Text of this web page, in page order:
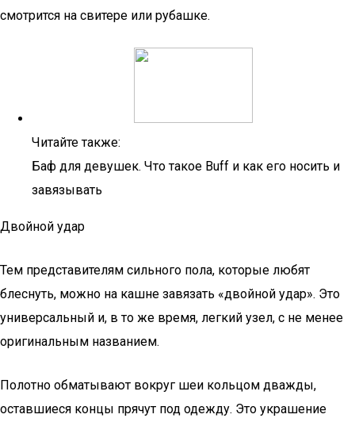
смотрится на свитере или рубашке.
Читайте также:
Баф для девушек. Что такое Buff и как его носить и
завязывать
Двойной удар
Тем представителям сильного пола, которые любят
блеснуть, можно на кашне завязать «двойной удар». Это
универсальный и, в то же время, легкий узел, с не менее
оригинальным названием.
Полотно обматывают вокруг шеи кольцом дважды,
оставшиеся концы прячут под одежду. Это украшение